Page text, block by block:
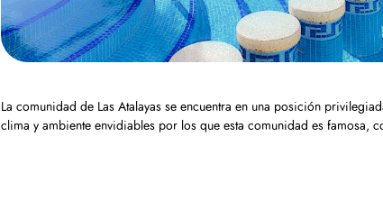
La comunidad de Las Atalayas se encuentra en una posición
clima y ambiente envidiables por los que esta comunidad es famosa,